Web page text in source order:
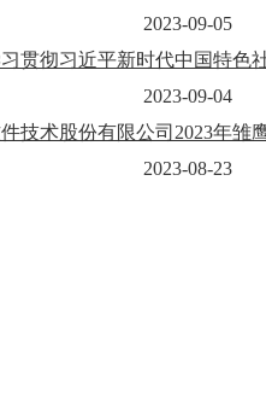
2023-09-05
贯彻习近平新时代中国特色
2023-09-04
技术股份有限公司2023年雏
2023-08-23